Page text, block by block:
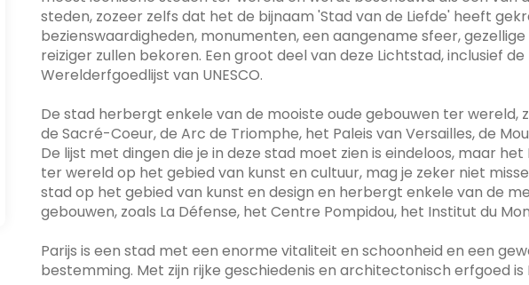
steden, zozeer zelfs dat het de bijnaam 'Stad van de Liefde' heeft
bezienswaardigheden, monumenten, een aangename sfeer,
reiziger zullen bekoren. Een groot deel van deze Lichtstad, inclusief
Werelderfgoedlijst van UNESCO.
De stad herbergt enkele van de mooiste oude gebouwen ter wereld,
de Sacré-Coeur, de Arc de Triomphe, het Paleis van Versailles, de
De lijst met dingen die je in deze stad moet zien is eindeloos, maar
ter wereld op het gebied van kunst en cultuur, mag je zeker niet
stad op het gebied van kunst en design en herbergt enkele van de
gebouwen, zoals La Défense, het Centre Pompidou, het Institut du
Parijs is een stad met een enorme vitaliteit en schoonheid en een
bestemming. Met zijn rijke geschiedenis en architectonisch erfgoed is